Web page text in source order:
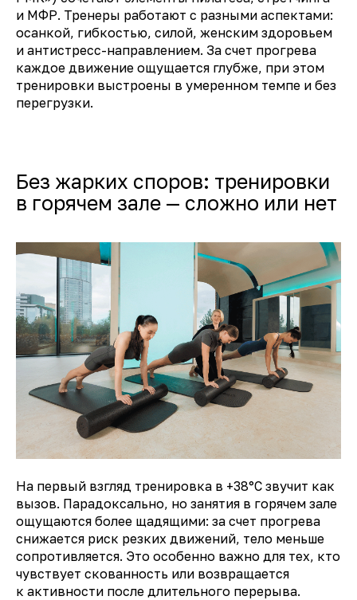
и МФР. Тренеры работают с разными аспектами:
осанкой, гибкостью, силой, женским здоровьем
и антистресс-направлением. За счет прогрева
каждое движение ощущается глубже, при этом
тренировки выстроены в умеренном темпе и без
перегрузки.
Без жарких споров: тренировки
в горячем зале — сложно или нет
На первый взгляд тренировка в +38°C звучит как
вызов. Парадоксально, но занятия в горячем зале
ощущаются более щадящими: за счет прогрева
снижается риск резких движений, тело меньше
сопротивляется. Это особенно важно для тех, кто
чувствует скованность или возвращается
к активности после длительного перерыва.
Тренировки в тепле подходят не всем.
С осторожностью к ним стоит